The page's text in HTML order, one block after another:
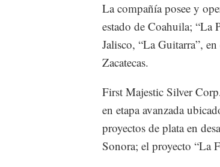
La compañía posee y
estado de Coahuila; “La
Jalisco, “La Guitarra”,
Zacatecas.
First Majestic Silver
en etapa avanzada
proyectos de plata en
Sonora; el proyecto “La